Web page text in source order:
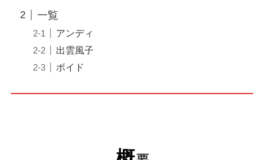
一覧
アンディ
出雲風子
ボイド